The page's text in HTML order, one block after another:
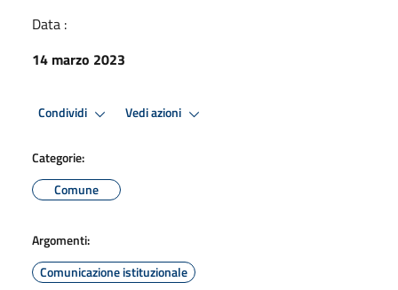
Data :
14 marzo 2023
Condividi Vedi azioni
Categorie:
Comune
Argomenti:
Comunicazione istituzionale